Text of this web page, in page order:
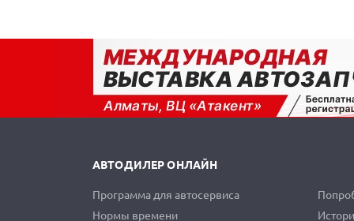
АВТОДИЛЕР ОНЛАЙН
Программа для автосервиса
Нормы времени